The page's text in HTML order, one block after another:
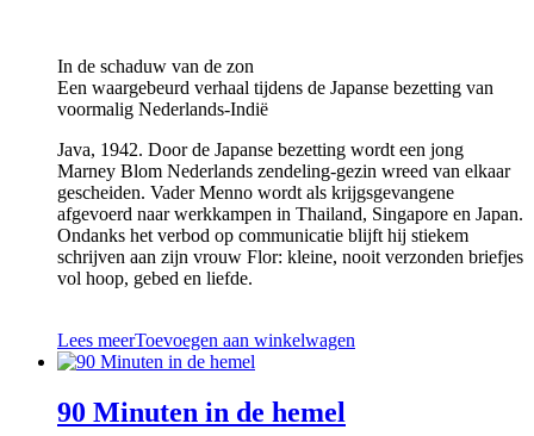
In de schaduw van de zon
Een waargebeurd verhaal tijdens de Japanse bezetting van
voormalig Nederlands-Indië
Java, 1942. Door de Japanse bezetting wordt een jong
Marney Blom Nederlands zendeling-gezin wreed van elkaar
gescheiden. Vader Menno wordt als krijgsgevangene
afgevoerd naar werkkampen in Thailand, Singapore en Japan.
Ondanks het verbod op communicatie blijft hij stiekem
schrijven aan zijn vrouw Flor: kleine, nooit verzonden briefjes
vol hoop, gebed en liefde.
Lees meerToevoegen aan winkelwagen
90 Minuten in de hemel